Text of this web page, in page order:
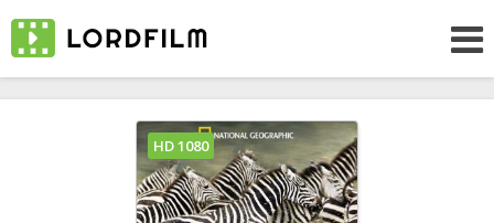
HD 1080